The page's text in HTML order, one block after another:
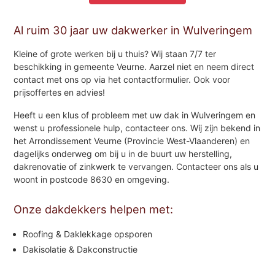
Al ruim 30 jaar uw dakwerker in Wulveringem
Kleine of grote werken bij u thuis? Wij staan 7/7 ter
beschikking in gemeente Veurne. Aarzel niet en neem direct
contact met ons op via het contactformulier. Ook voor
prijsoffertes en advies!
Heeft u een klus of probleem met uw dak in Wulveringem en
wenst u professionele hulp, contacteer ons. Wij zijn bekend in
het Arrondissement Veurne (Provincie West-Vlaanderen) en
dagelijks onderweg om bij u in de buurt uw herstelling,
dakrenovatie of zinkwerk te vervangen. Contacteer ons als u
woont in postcode 8630 en omgeving.
Onze dakdekkers helpen met:
Roofing & Daklekkage opsporen
Dakisolatie & Dakconstructie